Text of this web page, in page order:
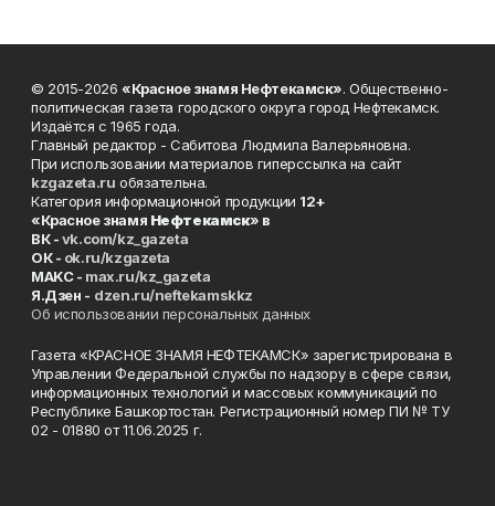
© 2015-2026 «Красное знамя Нефтекамск». Общественно-
политическая газета городского округа город Нефтекамск.
Издаётся с 1965 года.
Главный редактор - Сабитова Людмила Валерьяновна.
При использовании материалов гиперссылка на сайт
kzgazeta.ru обязательна.
Категория информационной продукции 12+
«Красное знамя Нефтекамск» в
ВК -vk.com/kz_gazeta
ОК - ok.ru/kzgazeta
MAKC - max.ru/kz_gazeta
Я.Дзен - dzen.ru/neftekamskkz
Об использовании персональных данных
Газета «КРАСНОЕ ЗНАМЯ НЕФТЕКАМСК» зарегистрирована в
Управлении Федеральной службы по надзору в сфере связи,
информационных технологий и массовых коммуникаций по
Республике Башкортостан. Регистрационный номер ПИ № ТУ
02 - 01880 от 11.06.2025 г.